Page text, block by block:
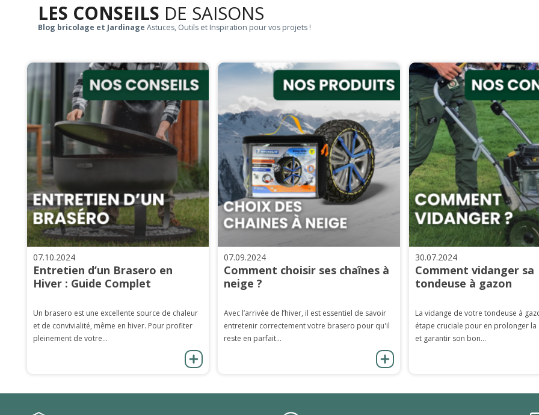
LES CONSEILS DE SAISONS
Blog bricolage et Jardinage Astuces, Outils et Inspiration pour vos projets !
07.10.2024
Entretien d’un Brasero en
Hiver : Guide Complet
Un brasero est une excellente source de chaleur
et de convivialité, même en hiver. Pour profiter
pleinement de votre...
07.09.2024
Comment choisir ses chaînes à
neige ?
Avec l’arrivée de l’hiver, il est essentiel de savoir
entretenir correctement votre brasero pour qu'il
reste en parfait...
30.07.2024
Comment vidanger sa
tondeuse à gazon
La vidange de votre tondeuse à
étape cruciale pour en prolonger la
et garantir son bon...